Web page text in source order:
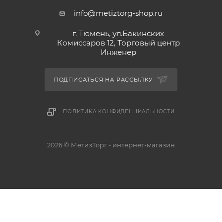
info@metiztorg-shop.ru
г. Тюмень, ул.Бакинских
Комиссаров 12, Торговый центр
Инженер
ПОДПИСАТЬСЯ НА РАССЫЛКУ
ПОЛИТИКА КОНФИДЕНЦИАЛЬНОСТИ
2026 © МетизТорг - интернет-магазин